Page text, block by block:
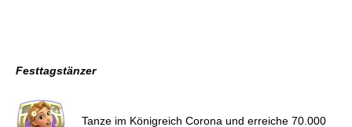
Festtagstänzer
Tanze im Königreich Corona und erreiche 70.000